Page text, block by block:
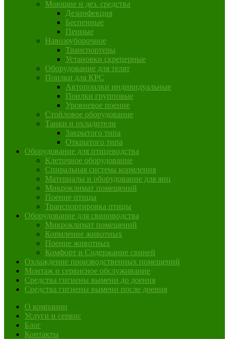
Моющие и дез. средства
Дезинфекция
Беспенные
Пенные
Навозоуборочное
Транспортеры
Установки скреперные
Оборудование для телят
Поилки для КРС
Автопоилки индивидуальные
Поилки групповые
Уровневое поение
Стойловое оборудование
Танки и охладители
Закрытого типа
Открытого типа
Оборудование для птицеводства
Клеточное оборудование
Спиральная система кормления
Материалы и оборудование для яиц
Микроклимат помещений
Поение птицы
Транспортировка птицы
Оборудование для свиноводства
Микроклимат помещений
Кормление животных
Поение животных
Комфорт и Содержание свиней
Охлаждение производственных помещений
Монтаж и сервисное обслуживание
Средства гигиены вымени до доения
Средства гигиены вымени после доения
О компании
Услуги и сервис
Блог
Контакты